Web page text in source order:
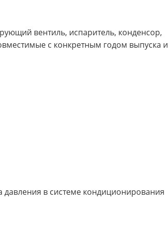
вентиль, испаритель, конденсор,
с конкретным годом выпуска и
в системе кондиционирования